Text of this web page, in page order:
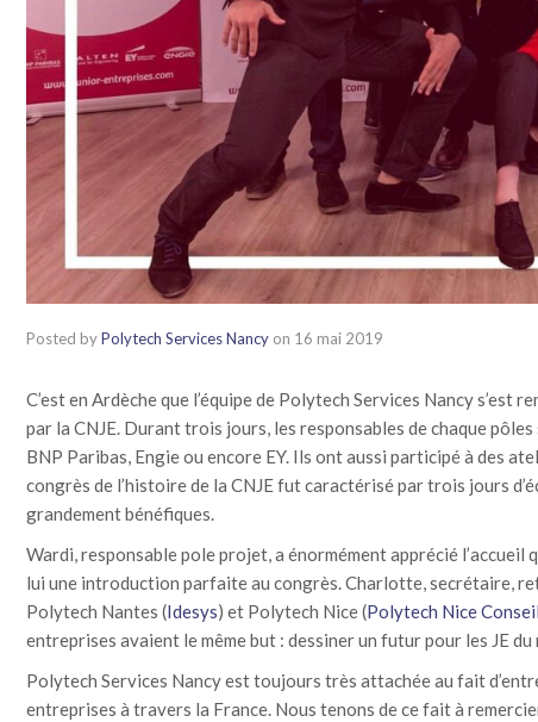
Posted byPolytech Services Nancy on 16 mai 2019
C’est en Ardèche que l’équipe de Polytech Services Nancy
par la CNJE. Durant trois jours, les responsables de chaque
BNP Paribas, Engie ou encore EY. Ils ont aussi participé à des
congrès de l’histoire de la CNJE fut caractérisé par trois jours
grandement bénéfiques.
Wardi, responsable pole projet, a énormément apprécié
lui une introduction parfaite au congrès. Charlotte, secrétaire,
Polytech Nantes (Idesys) et Polytech Nice (Polytech Nice Conseil
entreprises avaient le même but : dessiner un futur pour les JE
Polytech Services Nancy est toujours très attachée au fait
entreprises à travers la France. Nous tenons de ce fait à